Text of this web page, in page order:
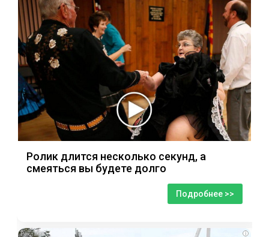
Ролик длится несколько секунд, а
смеяться вы будете долго
Подробнее >>
i